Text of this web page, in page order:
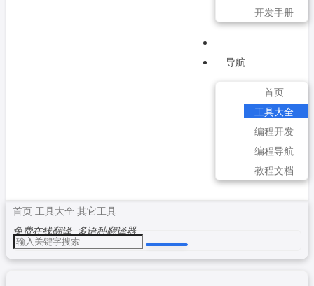
开发手册
导航
首页
工具大全
编程开发
编程导航
教程文档
首页 工具大全 其它工具
免费在线翻译_多语种翻译器